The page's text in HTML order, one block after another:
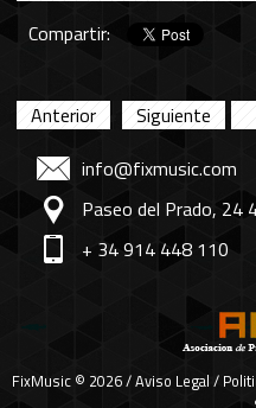
Compartir:
Anterior
Siguiente
info@fixmusic.com
Paseo del Prado, 24
+ 34 914 448 110
FixMusic © 2026 /Aviso Legal /